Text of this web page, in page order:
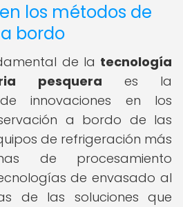
los métodos de
bordo
de la tecnología
pesquera es la
innovaciones en los
a bordo de las
de refrigeración más
de procesamiento
de envasado al
de las soluciones que